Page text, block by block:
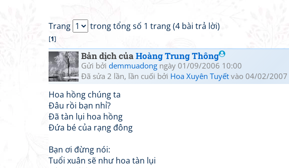
Trang trong tổng số 1 trang (4 bài trả lời)
[1]
Bản dịch củaHoàng Trung Thông
Gửi bởi demmuadong ngày 01/09/2006 10:00
Đã sửa 2 lần, lần cuối bởi Hoa Xuyên Tuyết vào 04/02/2007
Hoa hồng chúng ta
Đâu rồi bạn nhỉ?
Đã tàn lụi hoa hồng
Đứa bé của rạng đông
Bạn ơi đừng nói:
Tuổi xuân sẽ như hoa tàn lụi